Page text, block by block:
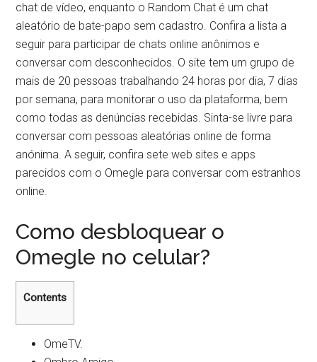
chat de vídeo, enquanto o Random Chat é um chat
aleatório de bate-papo sem cadastro. Confira a lista a
seguir para participar de chats online anônimos e
conversar com desconhecidos. O site tem um grupo de
mais de 20 pessoas trabalhando 24 horas por dia, 7 dias
por semana, para monitorar o uso da plataforma, bem
como todas as denúncias recebidas. Sinta-se livre para
conversar com pessoas aleatórias online de forma
anónima. A seguir, confira sete web sites e apps
parecidos com o Omegle para conversar com estranhos
online.
Como desbloquear o
Omegle no celular?
Contents
OmeTV.